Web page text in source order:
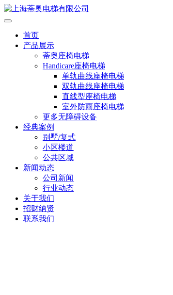
首页
产品展示
蒂奥座椅电梯
Handicare座椅电梯
单轨曲线座椅电梯
双轨曲线座椅电梯
直线型座椅电梯
室外防雨座椅电梯
更多无障碍设备
经典案例
别墅/复式
小区楼道
公共区域
新闻动态
公司新闻
行业动态
关于我们
招财纳贤
联系我们